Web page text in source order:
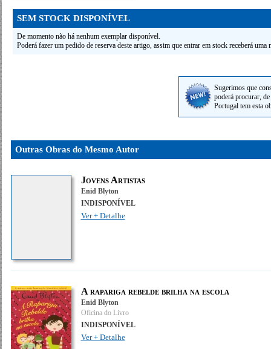
SEM STOCK DISPONÍVEL
De momento não há nenhum exemplar disponível.
Poderá fazer um pedido de reserva deste artigo, assim que entrar em stock receberá
Sugerimos que
poderá procurar,
Portugal tem esta
Outras Obras do Mesmo Autor
Jovens Artistas
Enid Blyton
INDISPONÍVEL
Ver + Detalhe
A rapariga rebelde brilha na escola
Enid Blyton
Oficina do Livro
INDISPONÍVEL
Ver + Detalhe